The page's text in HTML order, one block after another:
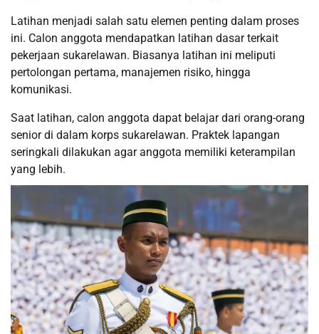
Latihan menjadi salah satu elemen penting dalam proses
ini. Calon anggota mendapatkan latihan dasar terkait
pekerjaan sukarelawan. Biasanya latihan ini meliputi
pertolongan pertama, manajemen risiko, hingga
komunikasi.
Saat latihan, calon anggota dapat belajar dari orang-orang
senior di dalam korps sukarelawan. Praktek lapangan
seringkali dilakukan agar anggota memiliki keterampilan
yang lebih.